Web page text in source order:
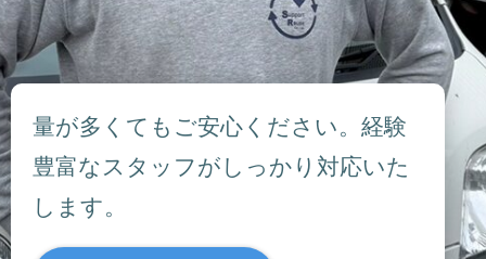
量が多くてもご安心ください。経験
豊富なスタッフがしっかり対応いた
します。